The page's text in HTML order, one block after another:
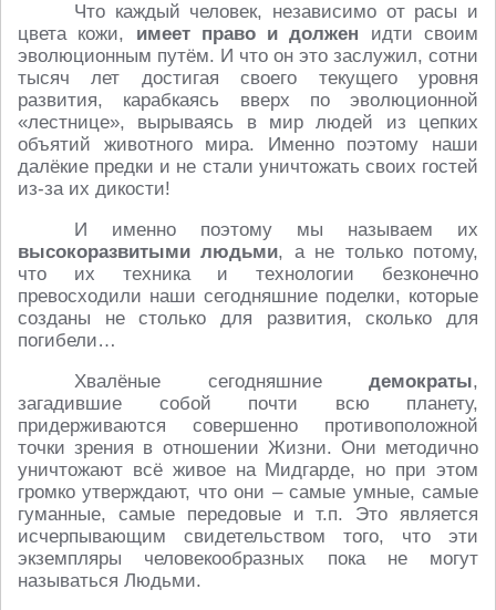
Что каждый человек, независимо от расы и
цвета кожи, имеет право и должен идти своим
эволюционным путём. И что он это заслужил, сотни
тысяч лет достигая своего текущего уровня
развития, карабкаясь вверх по эволюционной
«лестнице», вырываясь в мир людей из цепких
объятий животного мира. Именно поэтому наши
далёкие предки и не стали уничтожать своих гостей
из-за их дикости!
И именно поэтому мы называем их
высокоразвитыми людьми, а не только потому,
что их техника и технологии безконечно
превосходили наши сегодняшние поделки, которые
созданы не столько для развития, сколько для
погибели…
Хвалёные сегодняшние демократы,
загадившие собой почти всю планету,
придерживаются совершенно противоположной
точки зрения в отношении Жизни. Они методично
уничтожают всё живое на Мидгарде, но при этом
громко утверждают, что они – самые умные, самые
гуманные, самые передовые и т.п. Это является
исчерпывающим свидетельством того, что эти
экземпляры человекообразных пока не могут
называться Людьми.